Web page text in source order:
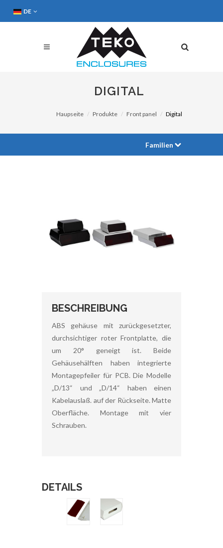
DE
DIGITAL
Haupseite Produkte Front panel Digital
Familien
BESCHREIBUNG
ABS gehäuse mit zurückgesetzter,
durchsichtiger roter Frontplatte, die
um 20° geneigt ist. Beide
Gehäusehälften haben integrierte
Montagepfeiler für PCB. Die Modelle
„D/13“ und „D/14“ haben einen
Kabelauslaß. auf der Rückseite. Matte
Oberfläche. Montage mit vier
Schrauben.
DETAILS